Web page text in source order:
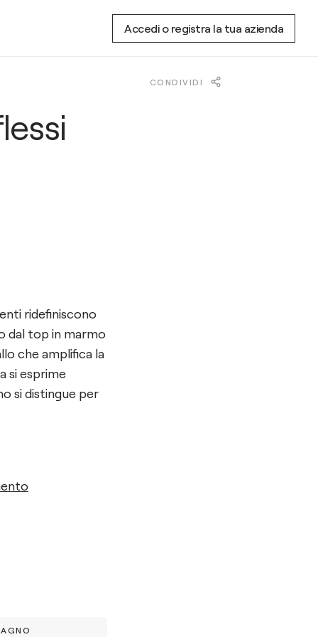
Accedi o registra la tua azienda
CONDIVIDI
ridefiniscono
dal top in marmo
che amplifica la
si esprime
si distingue per